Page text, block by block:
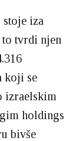
iza
tvrdi njen
koji se
izraelskim
holdings
bivše